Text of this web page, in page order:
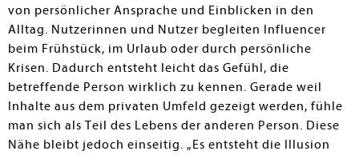
von persönlicher Ansprache und Einblicken in den
Alltag. Nutzerinnen und Nutzer begleiten Influencer
beim Frühstück, im Urlaub oder durch persönliche
Krisen. Dadurch entsteht leicht das Gefühl, die
betreffende Person wirklich zu kennen. Gerade weil
Inhalte aus dem privaten Umfeld gezeigt werden, fühle
man sich als Teil des Lebens der anderen Person. Diese
Nähe bleibt jedoch einseitig. „Es entsteht die Illusion